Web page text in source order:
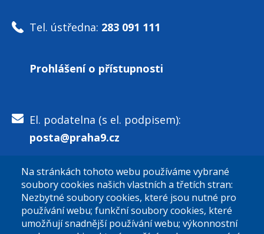
Tel. ústředna: 283 091 111
Prohlášení o přístupnosti
El. podatelna (s el. podpisem):
posta@praha9.cz
El. podatelna (bez el. podpisu):
podatelna@praha9.cz
Na stránkách tohoto webu používáme vybrané
soubory cookies našich vlastních a třetích stran:
Nezbytné soubory cookies, které jsou nutné pro
používání webu; funkční soubory cookies, které
umožňují snadnější používání webu; výkonnostní